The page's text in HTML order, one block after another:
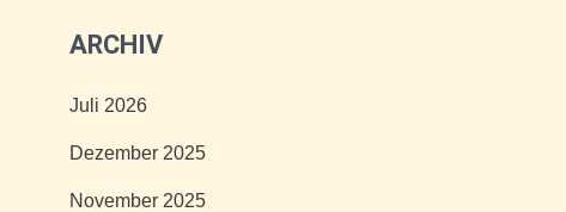
ARCHIV
Juli 2026
Dezember 2025
November 2025